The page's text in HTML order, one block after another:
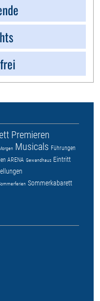
Premieren
Musicals Führungen
ARENA Gewandhaus Eintritt
Sommerkabarett